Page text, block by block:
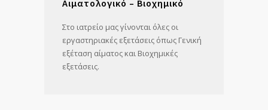
Αιματολογικό – Βιοχημικό
Στο ιατρείο μας γίνονται όλες οι
εργαστηριακές εξετάσεις όπως Γενική
εξέταση αίματος και Βιοχημικές
εξετάσεις.